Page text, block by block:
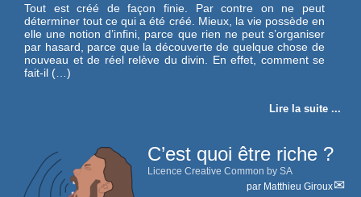
Tout est créé de façon finie. Par contre on ne peut
déterminer tout ce qui a été créé. Mieux, la vie possède en
elle une notion d’infini, parce que rien ne peut s’organiser
par hasard, parce que la découverte de quelque chose de
nouveau et de réel relève du divin. En effet, comment se
fait-il (…)
Lire la suite ...
C’est quoi être riche ?
Licence Creative Common by SA
par Matthieu Giroux